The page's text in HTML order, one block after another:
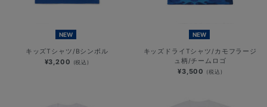
NEW
キッズTシャツ/Bシンボル
¥3,200 (税込)
NEW
キッズドライTシャツ/カモフラージ
ュ柄/チームロゴ
¥3,500 (税込)